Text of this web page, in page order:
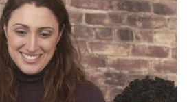
cookiebeleid